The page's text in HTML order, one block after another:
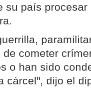
su país
cometer
o han sido
cárcel", dijo el